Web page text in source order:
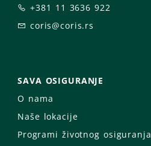
+381 11 3636 922
coris@coris.rs
SAVA OSIGURANJE
O nama
Naše lokacije
Programi životnog osiguranja